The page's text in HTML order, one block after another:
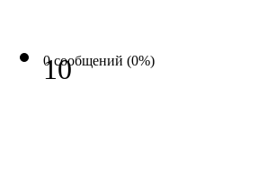
0 сообщений (0%)
10